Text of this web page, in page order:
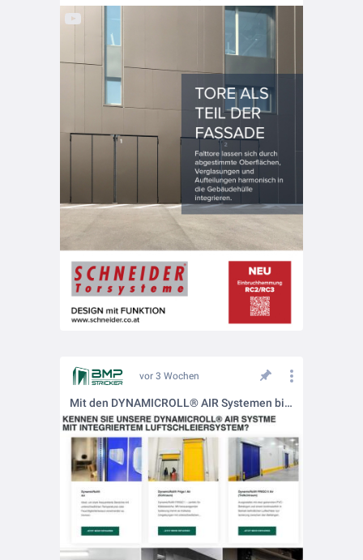
vor 3 Wochen
Mit den DYNAMICROLL® AIR Systemen bieten wir Schnelllauftore mit integriertem Luftschleier.